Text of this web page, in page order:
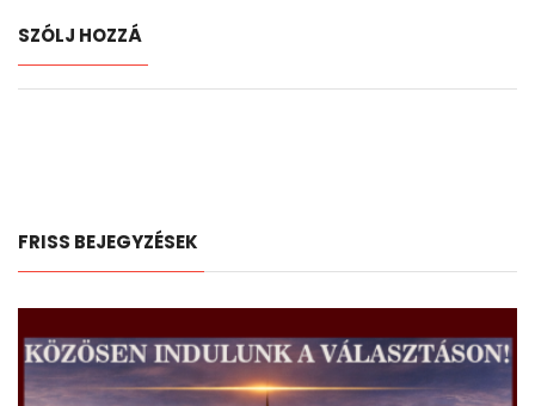
SZÓLJ HOZZÁ
FRISS BEJEGYZÉSEK